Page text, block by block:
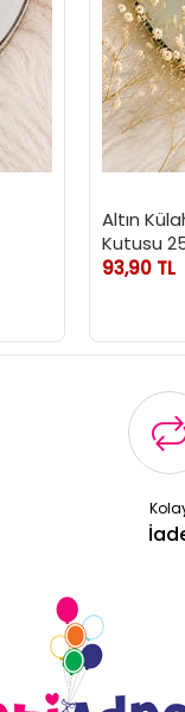
Altın
Kutusu
93,90 TL